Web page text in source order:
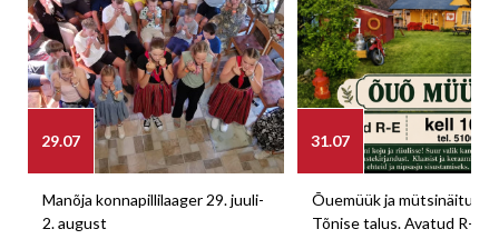
29.07
Manõja konnapillilaager 29. juuli-
2. august
31.07
Õuemüük ja mütsinäitus
Tõnise talus. Avatud R-E